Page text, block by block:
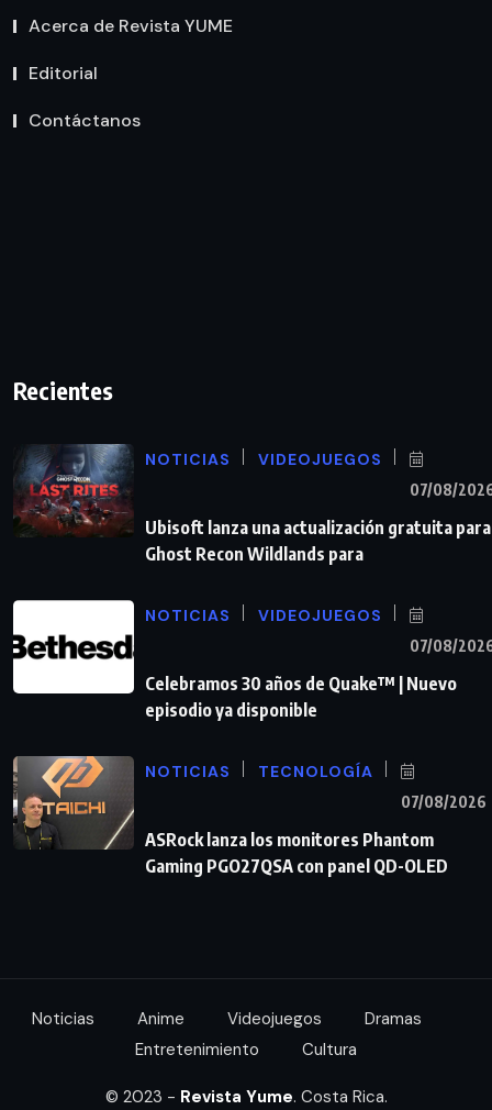
Acerca de Revista YUME
Editorial
Contáctanos
Recientes
NOTICIAS VIDEOJUEGOS
07/08/
Ubisoft lanza una actualización gratuita para
Ghost Recon Wildlands para
NOTICIAS VIDEOJUEGOS
07/08/
Celebramos 30 años de Quake™ | Nuevo
episodio ya disponible
NOTICIAS TECNOLOGÍA
07/08/2026
ASRock lanza los monitores Phantom
Gaming PGO27QSA con panel QD-OLED
Noticias Anime Videojuegos
Dramas
Entretenimiento
Cultura
© 2023 - Revista Yume. Costa Rica.